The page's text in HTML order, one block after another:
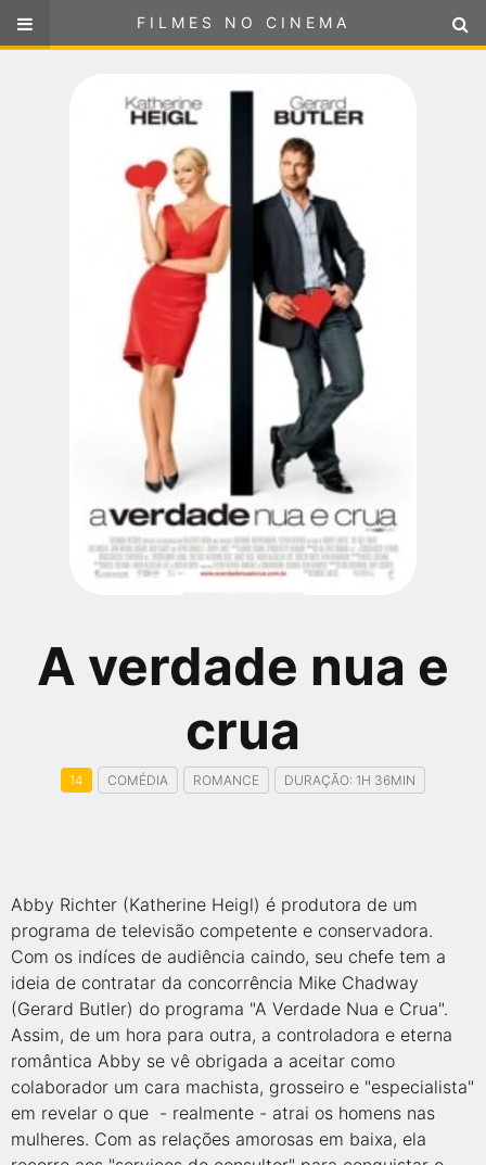
FILMES NO CINEMA
selecione sua localização
A verdade nua e
crua
14 COMÉDIA ROMANCE DURAÇÃO: 1H 36MIN
Abby Richter (Katherine Heigl) é produtora de um
programa de televisão competente e conservadora.
Com os indíces de audiência caindo, seu chefe tem a
ideia de contratar da concorrência Mike Chadway
(Gerard Butler) do programa "A Verdade Nua e Crua".
Assim, de um hora para outra, a controladora e eterna
romântica Abby se vê obrigada a aceitar como
colaborador um cara machista, grosseiro e "especialista"
em revelar o que - realmente - atrai os homens nas
mulheres. Com as relações amorosas em baixa, ela
FILMES NO CINEMA
SELECIONE SUA LOCALIZAÇÃO
FILMES EM CARTAZ
PRÓXIMOS LANÇAMENTOS
PÁGINA INICIAL
FilmesNoCinema.com.bré o maior localizador de filmes e
sessões de cinema no Brasil. Através dele, você pode
encontrar os filmes no cinema mais próximos a você ou a
qualquer cidade em território brasileiro. Você pode também
acessar informações sobre cinemas, horários, assistir aos
trailers e muito mais.